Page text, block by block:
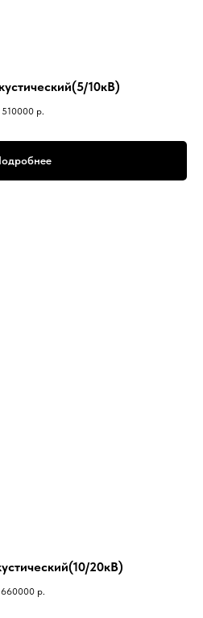
10кВ)
510000 р.
20кВ)
660000 р.